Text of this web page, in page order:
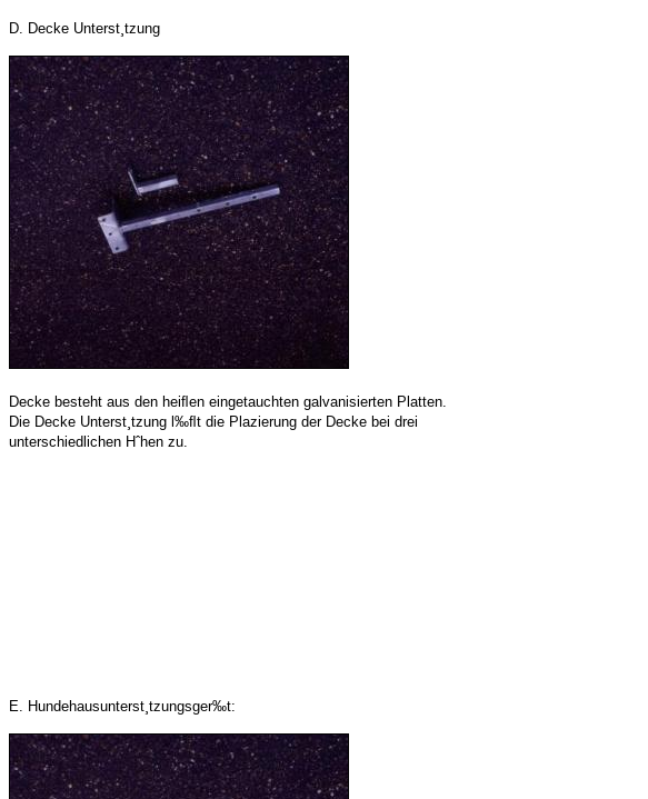
D. Decke Unterst¸tzung
Decke besteht aus den heiﬂen eingetauchten galvanisierten Platten.
Die Decke Unterst¸tzung l‰ﬂt die Plazierung der Decke bei drei
unterschiedlichen Hˆhen zu.
E. Hundehausunterst¸tzungsger‰t: